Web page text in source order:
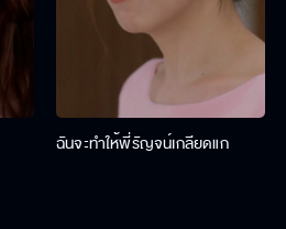
ฉันจะทำให้พี่รัญจน์เกลียดแก